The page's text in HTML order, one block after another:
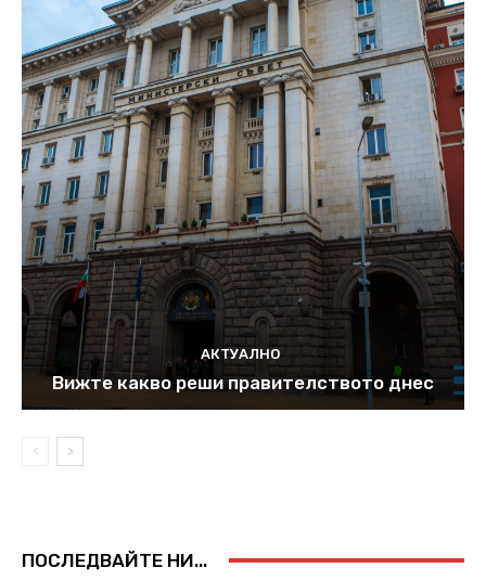
АКТУАЛНО
Вижте какво реши правителството днес
ПОСЛЕДВАЙТЕ НИ...